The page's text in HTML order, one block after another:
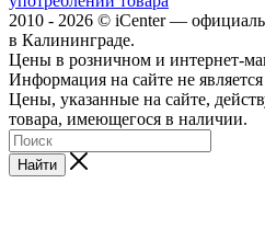
2010 - 2026 © iCenter —
в Калининграде.
Цены в розничном и интернет-
Информация на сайте не
Цены, указанные на сайте,
товара, имеющегося в наличии.
Найти